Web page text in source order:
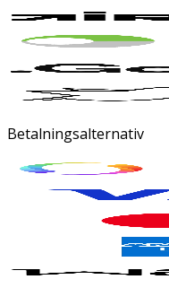
Betalningsalternativ